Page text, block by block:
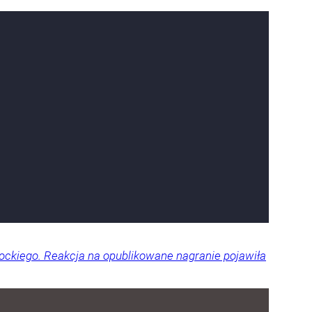
Reakcja na opublikowane nagranie pojawiła